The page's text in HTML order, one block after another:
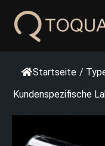
Inhalt
springen
Startseite /
Kundenspezifische